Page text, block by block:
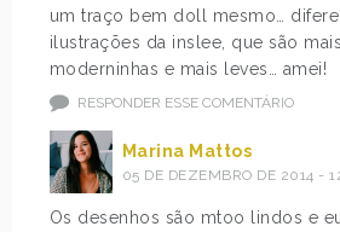
um traço bem doll mesmo…
ilustrações da inslee, que são mais
moderninhas e mais leves… amei!
RESPONDER ESSE COMENTÁRIO
Marina Mattos
05 DE DEZEMBRO DE 2014 -
Os desenhos são mtoo lindos e